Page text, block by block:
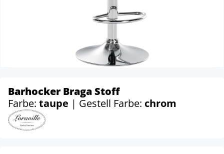
Barhocker Braga Stoff
Farbe: taupe | Gestell Farbe: chrom